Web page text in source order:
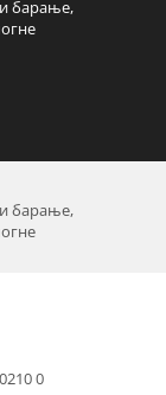
барање,
барање,
0